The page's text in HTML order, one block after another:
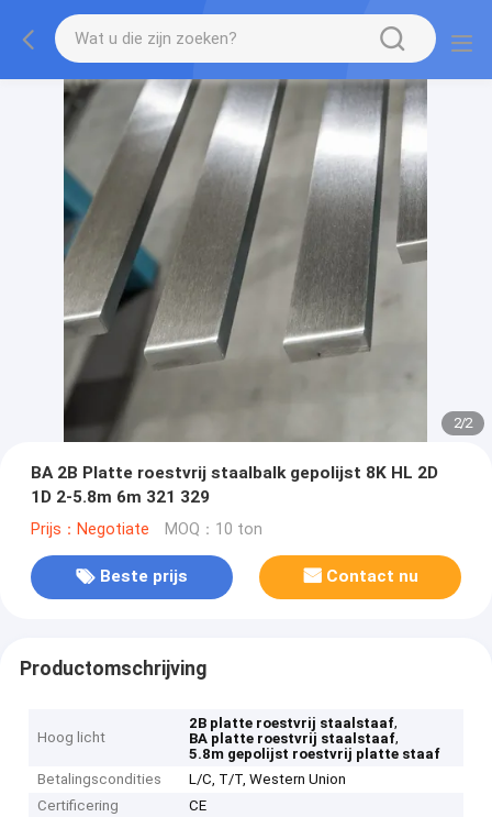
2/2
BA 2B Platte roestvrij staalbalk gepolijst 8K HL 2D
1D 2-5.8m 6m 321 329
Prijs：Negotiate MOQ：10 ton
Beste prijs Contact nu
Productomschrijving
Hoog licht
2B platte roestvrij staalstaaf,
BA platte roestvrij staalstaaf,
5.8m gepolijst roestvrij platte staaf
Betalingscondities
L/C, T/T, Western Union
Certificering
CE